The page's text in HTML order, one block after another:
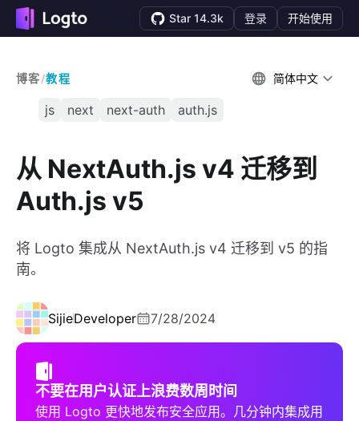
Star 14.3k 登录 开始使用
博客/教程 简体中文
js next next-auth auth.js
从 NextAuth.js v4 迁移到
Auth.js v5
将 Logto 集成从 NextAuth.js v4 迁移到 v5 的指
南。
SijieDeveloper 7/28/2024
不要在用户认证上浪费数周时间
使用 Logto 更快地发布安全应用。几分钟内集成用